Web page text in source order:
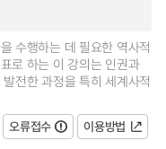
수행하는 데 필요한 역사적
로 하는 이 강의는 인권과
전한 과정을 특히 세계사적
오류접수
이용방법